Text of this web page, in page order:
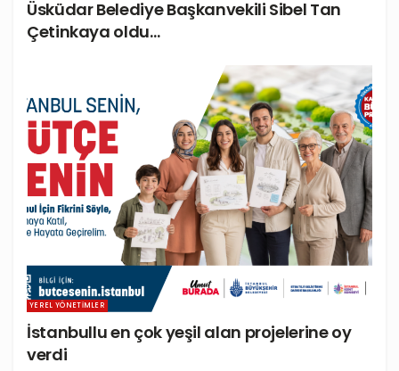
Üsküdar Belediye Başkanvekili Sibel Tan
Çetinkaya oldu…
YEREL YÖNETIMLER
İstanbullu en çok yeşil alan projelerine oy
verdi